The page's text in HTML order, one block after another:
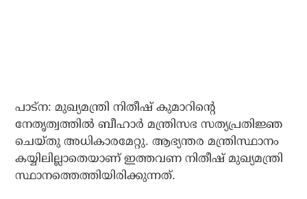
പാട്‌ന: മുഖ്യമന്ത്രി നിതീഷ് കുമാറിന്റെ
നേതൃത്വത്തില്‍ ബീഹാര്‍ മന്ത്രിസഭ സത്യപ്രതിജ്ഞ
ചെയ്തു അധികാരമേറ്റു. ആഭ്യന്തര മന്ത്രിസ്ഥാനം
കയ്യിലില്ലാതെയാണ് ഇത്തവണ നിതീഷ് മുഖ്യമന്ത്രി
സ്ഥാനത്തെത്തിയിരിക്കുന്നത്.